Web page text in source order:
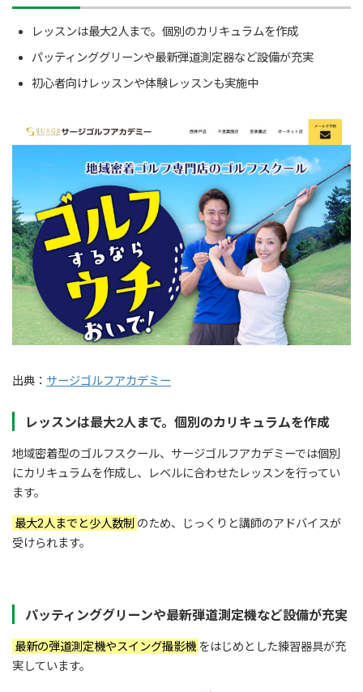
レッスンは最大2人まで。個別のカリキュラムを作成
パッティンググリーンや最新弾道測定器など設備が充実
初心者向けレッスンや体験レッスンも実施中
出典： サージゴルフアカデミー
レッスンは最大2人まで。個別のカリキュラムを作成
地域密着型のゴルフスクール、サージゴルフアカデミーでは個別
にカリキュラムを作成し、レベルに合わせたレッスンを行ってい
ます。
最大2人までと少人数制 のため、じっくりと講師のアドバイスが
受けられます。
パッティンググリーンや最新弾道測定機など設備が充実
最新の弾道測定機やスイング撮影機 をはじめとした練習器具が充
実しています。